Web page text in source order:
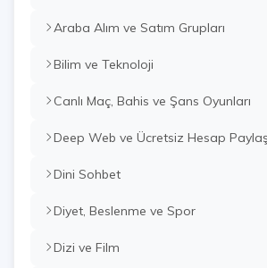
Araba Alım ve Satım Grupları
Bilim ve Teknoloji
Canlı Maç, Bahis ve Şans Oyunları
Deep Web ve Ücretsiz Hesap
Dini Sohbet
Diyet, Beslenme ve Spor
Dizi ve Film